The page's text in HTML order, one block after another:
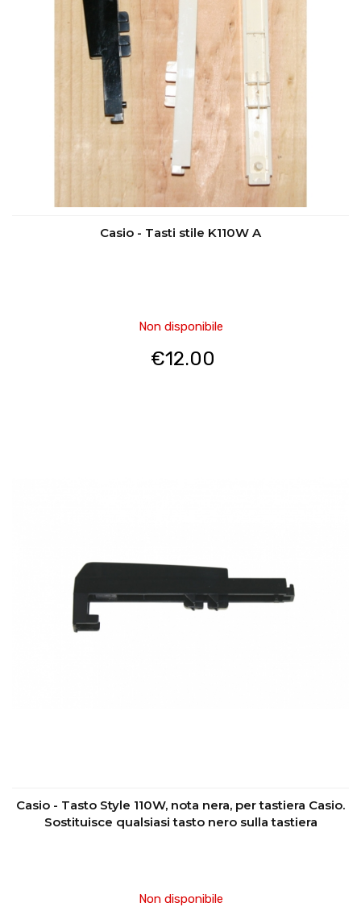
Casio - Tasti stile K110W A
Non disponibile
€12.00
Casio - Tasto Style 110W, nota nera, per tastiera Casio.
Sostituisce qualsiasi tasto nero sulla tastiera
Non disponibile